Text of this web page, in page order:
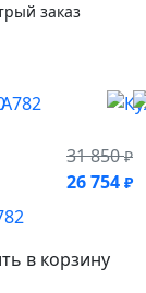
заказ
31 850₽
26 754 ₽
в корзину